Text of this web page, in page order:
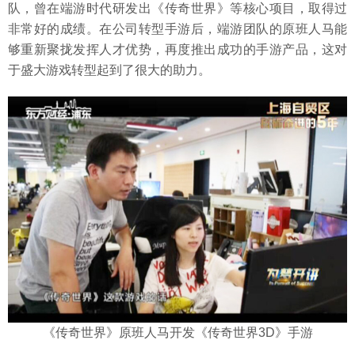
队，曾在端游时代研发出《传奇世界》等核心项目，取得过
非常好的成绩。在公司转型手游后，端游团队的原班人马能
够重新聚拢发挥人才优势，再度推出成功的手游产品，这对
于盛大游戏转型起到了很大的助力。
《传奇世界》原班人马开发《传奇世界3D》手游